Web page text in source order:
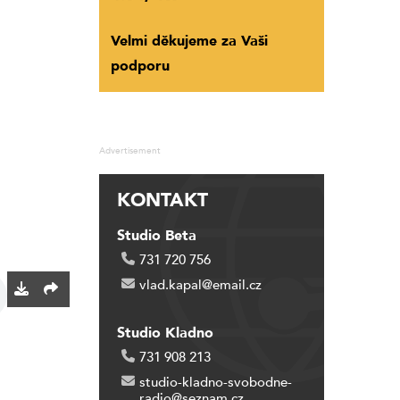
Velmi děkujeme za Vaši
podporu
Advertisement
KONTAKT
Studio Beta
731 720 756
vlad.kapal@email.cz
Studio Kladno
731 908 213
studio-kladno-svobodne-